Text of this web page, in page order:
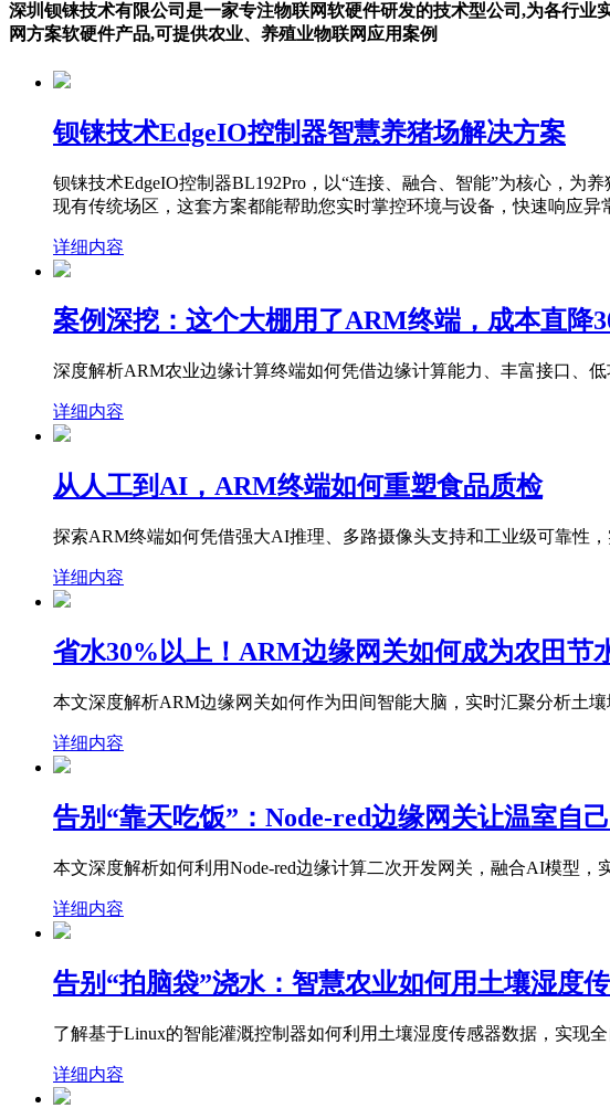
深圳钡铼技术有限公司是一家专注物联网软硬件研发的技术型公司,为各行
网方案软硬件产品,可提供农业、养殖业物联网应用案例
钡铼技术EdgeIO控制器智慧养猪场解决方案
钡铼技术EdgeIO控制器BL192Pro，以“连接、融合、智能”为核心，
现有传统场区，这套方案都能帮助您实时掌控环境与设备，快速响应异
详细内容
案例深挖：这个大棚用了ARM终端，成本直降
深度解析ARM农业边缘计算终端如何凭借边缘计算能力、丰富接口、
详细内容
从人工到AI，ARM终端如何重塑食品质检
探索ARM终端如何凭借强大AI推理、多路摄像头支持和工业级可靠性
详细内容
省水30%以上！ARM边缘网关如何成为农田节
本文深度解析ARM边缘网关如何作为田间智能大脑，实时汇聚分析土
详细内容
告别“靠天吃饭”：Node-red边缘网关让温室自
本文深度解析如何利用Node-red边缘计算二次开发网关，融合AI模型
详细内容
告别“拍脑袋”浇水：智慧农业如何用土壤湿度
了解基于Linux的智能灌溉控制器如何利用土壤湿度传感器数据，实现
详细内容